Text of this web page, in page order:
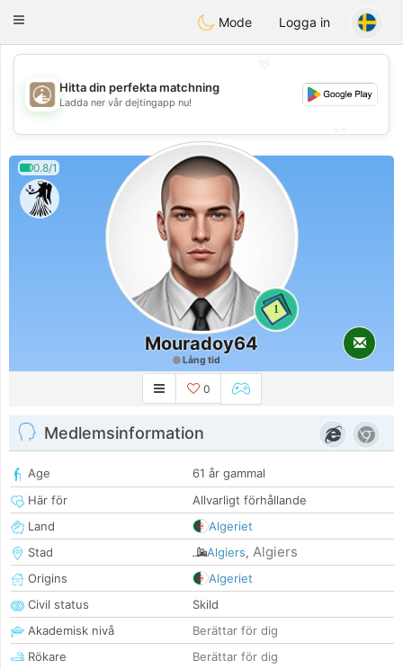
ahebik
Toggle
Mode Logga in
💖
💕
Hitta din perfekta matchning
Ladda ner vår dejtingapp nu!
0.8/1
1
Mouradoy64
Lång tid
0
Medlemsinformation
Age
61 år gammal
Här för
Allvarligt förhållande
Land
Algeriet
Stad
Algiers, Algiers
Origins
Algeriet
Civil status
Skild
Akademisk nivå
Berättar för dig
Rökare
Berättar för dig